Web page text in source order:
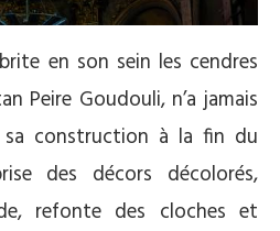
en son sein les cendres
Peire Goudouli, n’a jamais
sa construction à la fin du
des décors décolorés,
refonte des cloches et